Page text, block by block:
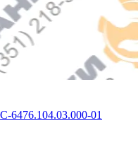
6476.104.03.000-01